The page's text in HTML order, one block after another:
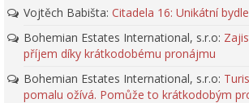
Vojtěch Babišta: Citadela 16: Unikátní
Bohemian Estates International, s.r.o:
příjem díky krátkodobému pronájmu
Bohemian Estates International, s.r.o:
pomalu ožívá. Pomůže to krátkodobým